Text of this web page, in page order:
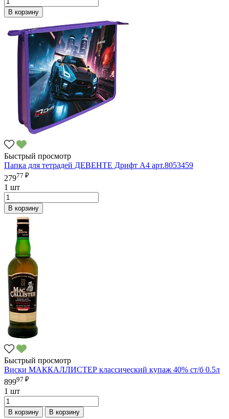
В корзину
Быстрый просмотр
Папка для тетрадей ДЕВЕНТЕ Дрифт А4 арт.8053459
27977 ₽
1 шт
В корзину
Быстрый просмотр
Виски МАККАЛЛИСТЕР классический купаж 40% ст/б 0.5л
89997 ₽
1 шт
В корзину В корзину